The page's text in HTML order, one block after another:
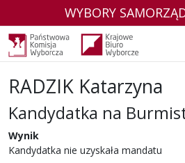
WYBORY
RADZIK Katarzyna
Kandydatka na
w wyborach
Wynik
Kandydatka nie uzyskała mandatu